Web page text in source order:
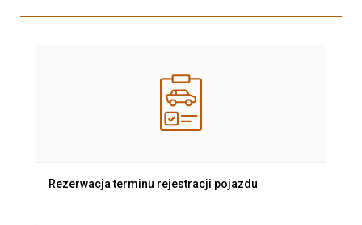
Rezerwacja terminu rejestracji pojazdu